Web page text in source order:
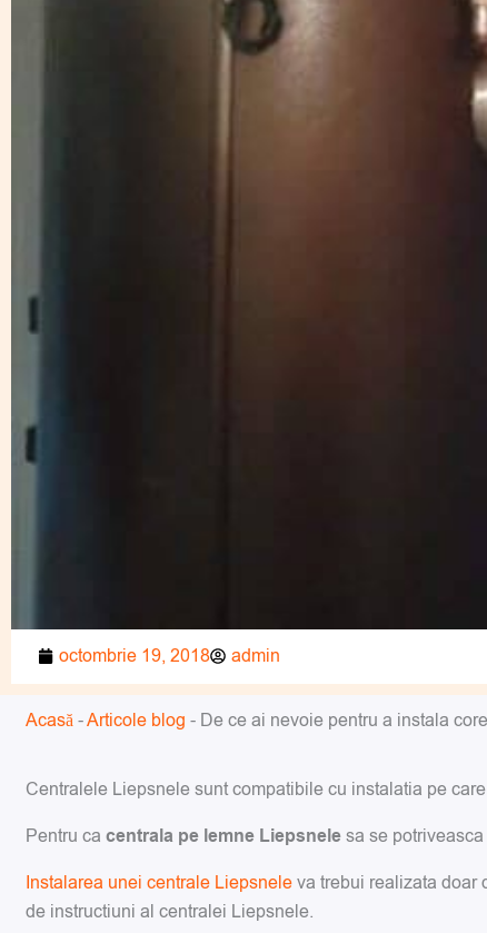
octombrie 19, 2018 admin
Acasă-Articole blog - De ce ai nevoie pentru a instala
Centralele Liepsnele sunt compatibile cu instalatia pe
Pentru cacentrala pe lemne Liepsnelesa se
Instalarea unei centrale Liepsneleva trebui realizata doar
de instructiuni al centralei Liepsnele.